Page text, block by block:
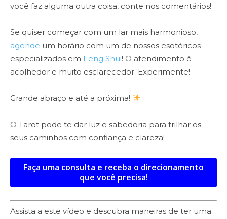
você faz alguma outra coisa, conte nos comentários!
Se quiser começar com um lar mais harmonioso,
agende um horário com um de nossos esotéricos
especializados em Feng Shui! O atendimento é
acolhedor e muito esclarecedor. Experimente!
Grande abraço e até a próxima!
O Tarot pode te dar luz e sabedoria para trilhar os
seus caminhos com confiança e clareza!
Faça uma consulta e receba o direcionamento
que você precisa!
Assista a este vídeo e descubra maneiras de ter uma